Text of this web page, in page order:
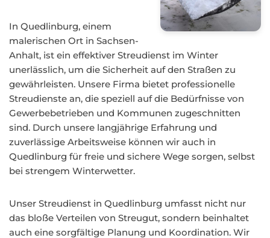
In Quedlinburg, einem
malerischen Ort in Sachsen-
Anhalt, ist ein effektiver Streudienst im Winter
unerlässlich, um die Sicherheit auf den Straßen zu
gewährleisten. Unsere Firma bietet professionelle
Streudienste an, die speziell auf die Bedürfnisse von
Gewerbebetrieben und Kommunen zugeschnitten
sind. Durch unsere langjährige Erfahrung und
zuverlässige Arbeitsweise können wir auch in
Quedlinburg für freie und sichere Wege sorgen, selbst
bei strengem Winterwetter.
Unser Streudienst in Quedlinburg umfasst nicht nur
das bloße Verteilen von Streugut, sondern beinhaltet
auch eine sorgfältige Planung und Koordination. Wir